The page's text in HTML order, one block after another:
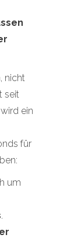
nicht
seit
ein
für
um
.